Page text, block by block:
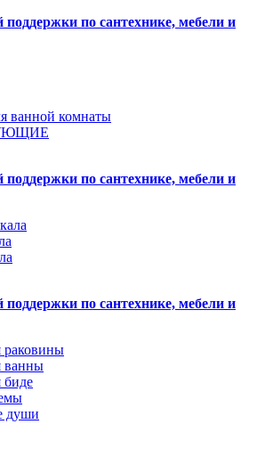
по сантехнике, мебели и
ванной комнаты
по сантехнике, мебели и
по сантехнике, мебели и
раковины
ванны
биде
души